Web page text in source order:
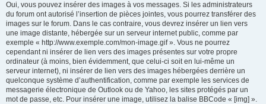
Oui, vous pouvez insérer des images à vos messages. Si les administrateurs
du forum ont autorisé l’insertion de pièces jointes, vous pourrez transférer des
images sur le forum. Dans le cas contraire, vous devrez insérer un lien vers
une image distante, hébergée sur un serveur internet public, comme par
exemple « http://www.exemple.com/mon-image.gif ». Vous ne pourrez
cependant ni insérer de lien vers des images présentes sur votre propre
ordinateur (à moins, bien évidemment, que celui-ci soit en lui-même un
serveur internet), ni insérer de lien vers des images hébergées derrière un
quelconque système d’authentification, comme par exemple les services de
messagerie électronique de Outlook ou de Yahoo, les sites protégés par un
mot de passe, etc. Pour insérer une image, utilisez la balise BBCode « [img] ».